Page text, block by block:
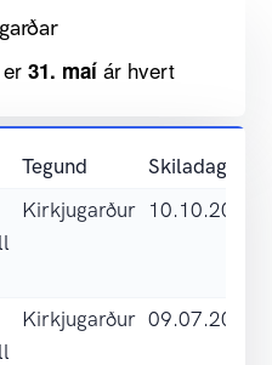
er 31. maí ár hvert
Tegund Skiladags.
Kirkjugarður 10.10.2025
Kirkjugarður 09.07.2024